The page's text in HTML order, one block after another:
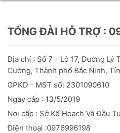
TỔNG ĐÀI HỖ TRỢ :
Địa chỉ : Số 7 - Lô 17, Đường Lý
Cường, Thành phố Bắc Ninh,
GPKD - MST số: 2301090610
Ngày cấp : 13/5/2019
Nơi cấp : Sở Kế Hoạch Và Đầu
Điện thoại :0976996198